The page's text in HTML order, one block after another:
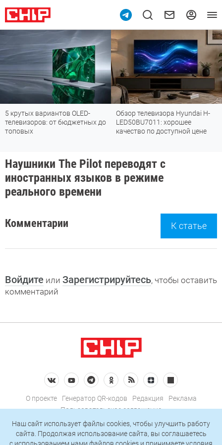
5 крутых вариантов OLED-
телевизоров: от бюджетных до
топовых
Обзор телевизора Hyundai H-
LED50BU7011: хорошее
качество по доступной цене
Наушники The Pilot переводят с
иностранных языков в режиме
реального времени
Комментарии К статье
Войдите или Зарегистрируйтесь, чтобы оставить
комментарий
О проекте Генератор QR-кодов Редакция
Реклама
Пользовательское соглашение
Политика конфиденциальности
Подписаться на рассылку
Наш сайт использует файлы cookies, чтобы улучшить работу
сайта. Продолжая использование сайта, вы соглашаетесь